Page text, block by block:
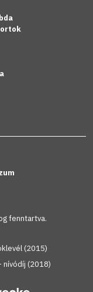
fenntartva.
(2015)
nívódíj (2018)